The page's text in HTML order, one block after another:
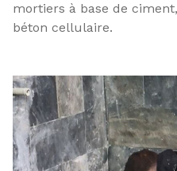
mortiers à base de
béton cellulaire.